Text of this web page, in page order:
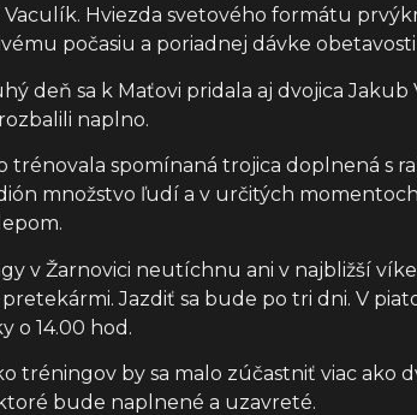
Vaculík. Hviezda svetového formátu
počasiu a poriadnej dávke
deň sa k Maťovi pridala aj dvojica
naplno.
trénovala spomínaná trojica doplnená s
množstvo ľudí a v určitých
v Žarnovici neutíchnu ani v najbližší
pretekármi. Jazdiť sa bude po tri dni. V
o 14.00 hod.
tréningov by sa malo zúčastniť viac ako
bude naplnené a uzavreté.